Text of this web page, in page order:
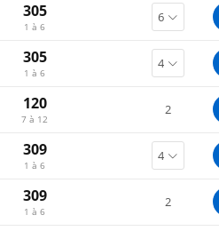
305
1 à 6
305
1 à 6
120
7 à 12
2
309
1 à 6
309
1 à 6
2